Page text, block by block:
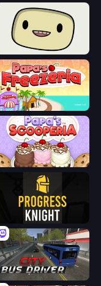
SuperWEIRD
Papa's Freezeria
Papa's Scooperia
Progress Knight
City Bus Driver